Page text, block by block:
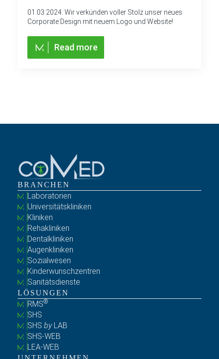
01.03.2024: Wir verkünden voller Stolz unser neues
Corporate Design mit neuem Logo und Website!
Read more
BRANCHEN
Laboratorien
Universitätskliniken
Kliniken
Rehakliniken
Dentalkliniken
Augenkliniken
Sozialwesen
Kinderwunschzentren
Sanitätsdienste
LÖSUNGEN
RMS®
SHS
SHS byLAB
SHS-WEB
LEA-WEB